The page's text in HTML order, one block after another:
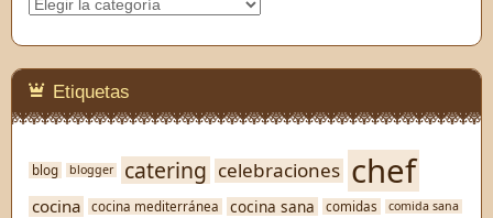
Etiquetas
blog blogger catering celebraciones chef
cocina cocina mediterránea cocina sana comidas comida sana